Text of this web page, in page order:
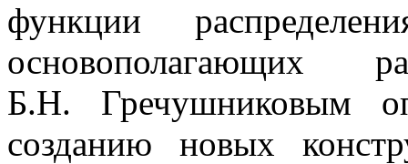
функции
Б.Н. Гречушниковым
созданию новых